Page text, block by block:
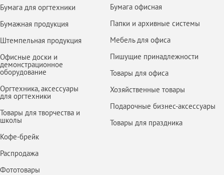
Бумага для оргтехники
Бумажная продукция
Штемпельная продукция
Офисные доски и
демонстрационное
оборудование
Оргтехника, аксессуары
для оргтехники
Товары для творчества и
школы
Кофе-брейк
Распродажа
Фототовары
Бумага офисная
Папки и архивные системы
Мебель для офиса
Пишущие принадлежности
Товары для офиса
Хозяйственные товары
Подарочные бизнес-аксессуары
Товары для праздника